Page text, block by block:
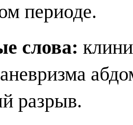
периоде.
слова:
разрыв.